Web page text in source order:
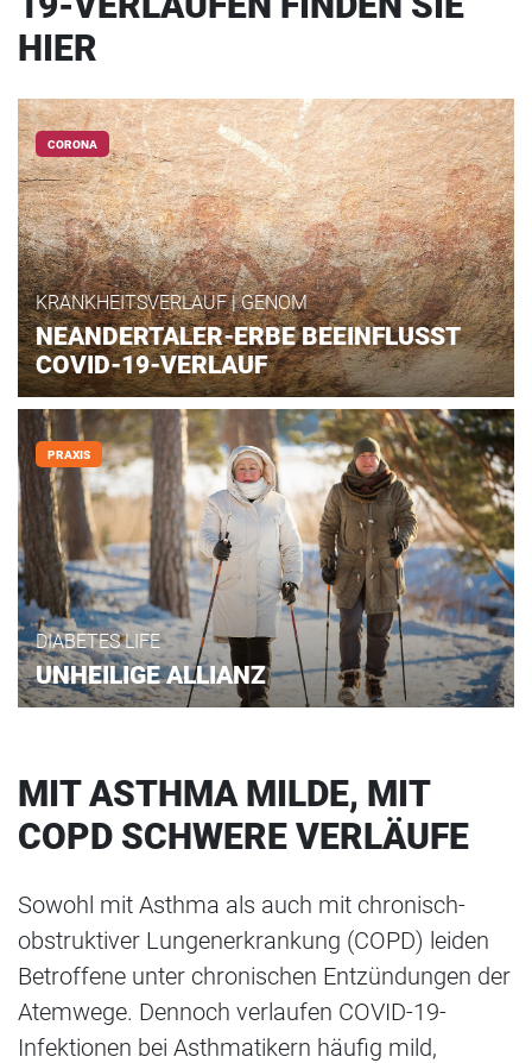
HIER
CORONA
KRANKHEITSVERLAUF | GENOM
NEANDERTALER-ERBE BEEINFLUSST
COVID-19-VERLAUF
PRAXIS
DIABETES LIFE
UNHEILIGE ALLIANZ
MIT ASTHMA MILDE, MIT
COPD SCHWERE VERLÄUFE
Sowohl mit Asthma als auch mit chronisch-
obstruktiver Lungenerkrankung (COPD) leiden
Betroffene unter chronischen Entzündungen der
Atemwege. Dennoch verlaufen COVID-19-
Infektionen bei Asthmatikern häufig mild,